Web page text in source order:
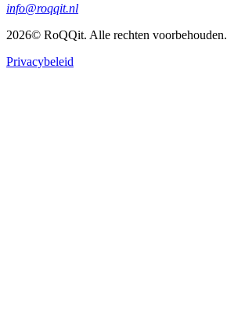
info@roqqit.nl
2026© RoQQit. Alle rechten voorbehouden.
Privacybeleid